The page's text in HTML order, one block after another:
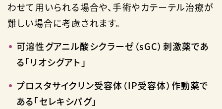
わせて用いられる場合や、手術やカテーテル治療が
難しい場合に考慮されます。
可溶性グアニル酸シクラーゼ（sGC）刺激薬であ
る「リオシグアト」
プロスタサイクリン受容体（IP受容体）作動薬で
ある「セレキシパグ」